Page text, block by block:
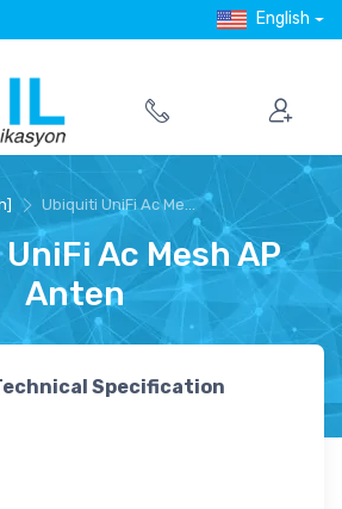
English
Ubiquiti UniFi Ac Me...
Ac Mesh AP
Anten
Specification